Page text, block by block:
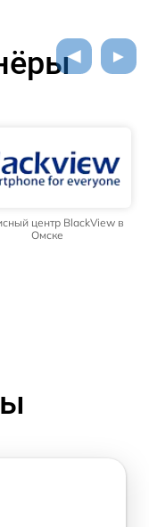
центр BlackView в
Омске